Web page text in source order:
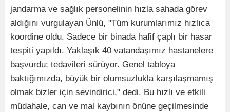
jandarma ve sağlık personelinin hızla sahada görev
aldığını vurgulayan Ünlü, "Tüm kurumlarımız hızlıca
koordine oldu. Sadece bir binada hafif çaplı bir hasar
tespiti yapıldı. Yaklaşık 40 vatandaşımız hastanelere
başvurdu; tedavileri sürüyor. Genel tabloya
baktığımızda, büyük bir olumsuzlukla karşılaşmamış
olmak bizler için sevindirici," dedi. Bu hızlı ve etkili
müdahale, can ve mal kaybının önüne geçilmesinde